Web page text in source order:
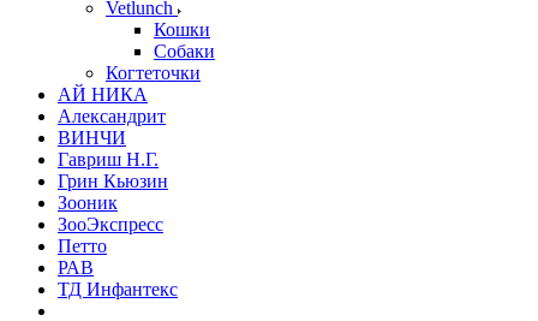
Vetlunch
Кошки
Собаки
Когтеточки
АЙ НИКА
Александрит
ВИНЧИ
Гавриш Н.Г.
Грин Кьюзин
Зооник
ЗооЭкспресс
Петто
РАВ
ТД Инфантекс